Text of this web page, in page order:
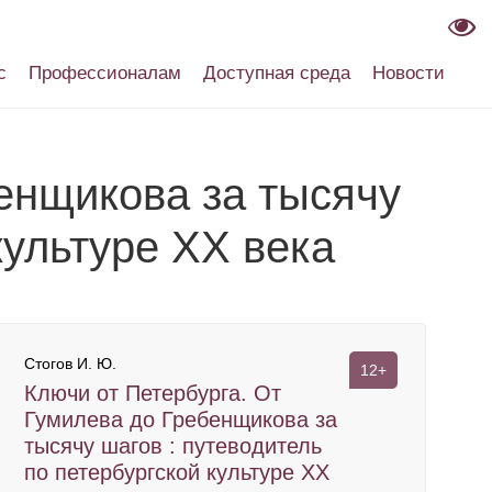
за тысячу
XX века
Стогов И. Ю.
Ключи от Петербурга. От
Гумилева до Гребенщикова за
тысячу шагов : путеводитель
по петербургской культуре XX
12+
Профессионалам Доступная среда Новости